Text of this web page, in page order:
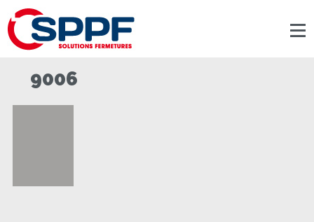
9006